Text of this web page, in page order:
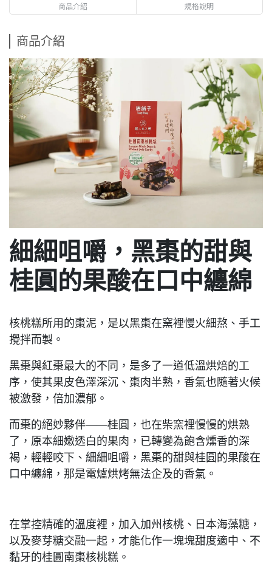
商品介紹 規格說明
商品介紹
細細咀嚼，黑棗的甜與
桂圓的果酸在口中纏綿
核桃糕所用的棗泥，是以黑棗在窯裡慢火細熬、手工
攪拌而製。
黑棗與紅棗最大的不同，是多了一道低溫烘焙的工
序，使其果皮色澤深沉、棗肉半熟，香氣也隨著火候
被激發，倍加濃郁。
而棗的絕妙夥伴——桂圓，也在柴窯裡慢慢的烘熟
了，原本細嫩透白的果肉，已轉變為飽含燻香的深
褐，輕輕咬下、細細咀嚼，黑棗的甜與桂圓的果酸在
口中纏綿，那是電爐烘烤無法企及的香氣。
在掌控精確的溫度裡，加入加州核桃、日本海藻糖，
以及麥芽糖交融一起，才能化作一塊塊甜度適中、不
黏牙的桂圓南棗核桃糕。